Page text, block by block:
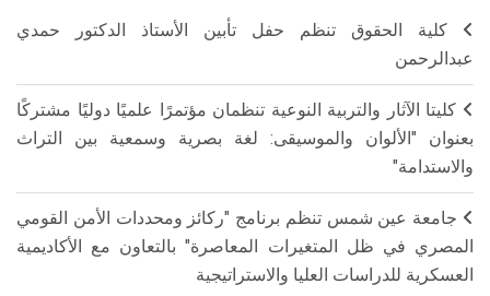
كلية الحقوق تنظم حفل تأبين الأستاذ الدكتور حمدي
عبدالرحمن
كليتا الآثار والتربية النوعية تنظمان مؤتمرًا علميًا دوليًا مشتركًا
بعنوان "الألوان والموسيقى: لغة بصرية وسمعية بين التراث
والاستدامة"
جامعة عين شمس تنظم برنامج "ركائز ومحددات الأمن القومي
المصري في ظل المتغيرات المعاصرة" بالتعاون مع الأكاديمية
العسكرية للدراسات العليا والاستراتيجية